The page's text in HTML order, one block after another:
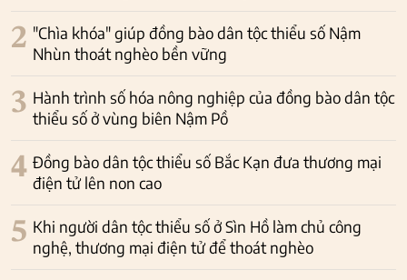
2 "Chìa khóa" giúp đồng bào dân tộc thiểu số Nậm
Nhùn thoát nghèo bền vững
3 Hành trình số hóa nông nghiệp của đồng bào dân tộc
thiểu số ở vùng biên Nậm Pồ
4 Đồng bào dân tộc thiểu số Bắc Kạn đưa thương mại
điện tử lên non cao
5 Khi người dân tộc thiểu số ở Sìn Hồ làm chủ công
nghệ, thương mại điện tử để thoát nghèo